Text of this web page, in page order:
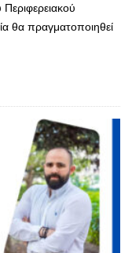
θα πραγματοποιηθεί